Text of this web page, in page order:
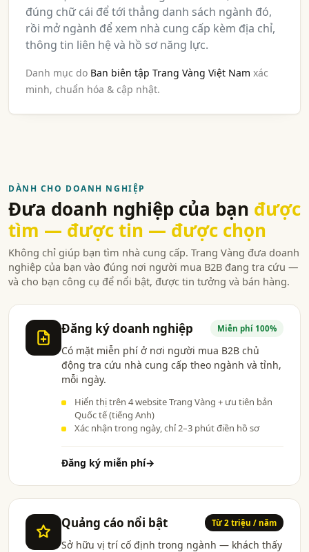
đúng chữ cái để tới thẳng danh sách ngành đó,
rồi mở ngành để xem nhà cung cấp kèm địa chỉ,
thông tin liên hệ và hồ sơ năng lực.
Danh mục do Ban biên tập Trang Vàng Việt Nam xác
minh, chuẩn hóa & cập nhật.
DÀNH CHO DOANH NGHIỆP
Đưa doanh nghiệp của bạn được
tìm — được tin — được chọn
Không chỉ giúp bạn tìm nhà cung cấp. Trang Vàng đưa doanh
nghiệp của bạn vào đúng nơi người mua B2B đang tra cứu —
và cho bạn công cụ để nổi bật, được tin tưởng và bán hàng.
Đăng ký doanh nghiệp Miễn phí 100%
Có mặt miễn phí ở nơi người mua B2B chủ
động tra cứu nhà cung cấp theo ngành và tỉnh,
mỗi ngày.
Hiển thị trên 4 website Trang Vàng + ưu tiên bản
Quốc tế (tiếng Anh)
Xác nhận trong ngày, chỉ 2–3 phút điền hồ sơ
Đăng ký miễn phí→
Quảng cáo nổi bật Từ 2 triệu / năm
Sở hữu vị trí cố định trong ngành — khách thấy